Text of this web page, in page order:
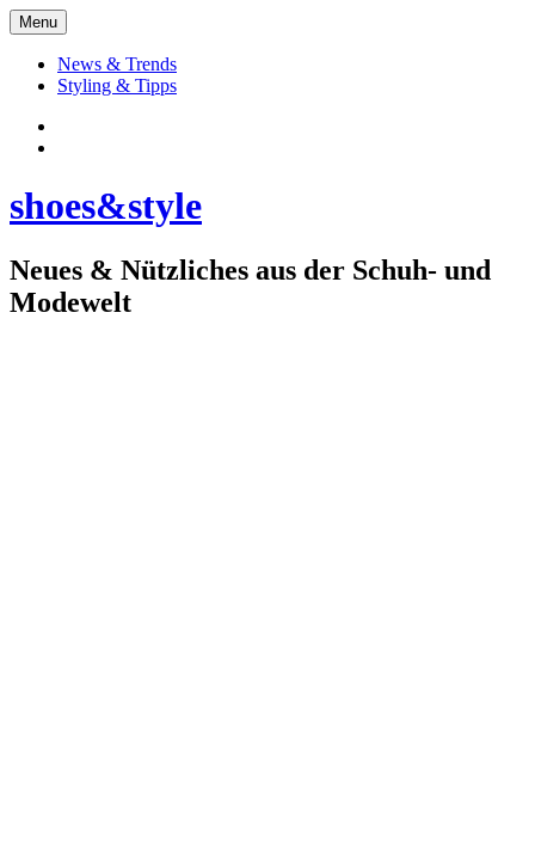
Skip
to
content
Menu
News & Trends
Styling & Tipps
shoes&style
Neues & Nützliches aus der Schuh- und
Modewelt